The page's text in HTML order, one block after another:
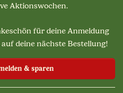
Aktionswochen.
für deine Anmeldung
deine nächste Bestellung!
& sparen